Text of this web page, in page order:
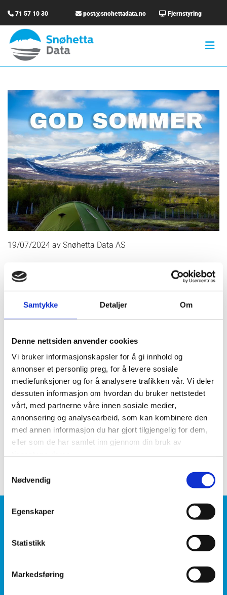
Samtykke Detaljer Om
Denne nettsiden anvender cookies
Vi bruker informasjonskapsler for å gi innhold og
annonser et personlig preg, for å levere sosiale
mediefunksjoner og for å analysere trafikken vår. Vi deler
dessuten informasjon om hvordan du bruker nettstedet
vårt, med partnerne våre innen sosiale medier,
annonsering og analysearbeid, som kan kombinere den
med annen informasjon du har gjort tilgjengelig for dem,
eller som de har samlet inn gjennom din bruk av
Nødvendig
Egenskaper
Statistikk
Markedsføring
 71 57 10 30  post@snohettadata.no  Fjernstyring
19/07/2024 av Snøhetta Data AS
Vi ønsker dere en god sommer!
kontorene er ubetjente. Har du spørsmål, så ta kontakt med
oss på telefon 71571030 eller klikk deg inn på
snohettadata.no/om-oss/kontakt-oss
Ha en riktig herlig sommer! Hilsen oss på Snøhetta Data!
6509 Kristiansund